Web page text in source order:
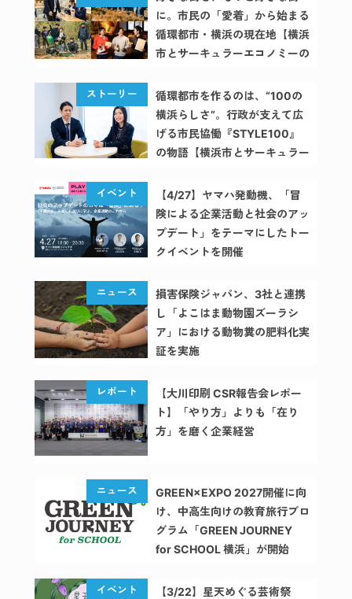
に。市民の「愛着」から始まる
循環都市・横浜の現在地【横浜
市とサーキュラーエコノミーの
循環都市を作るのは、“100の
横浜らしさ”。行政が支えて広
げる市民協働『STYLE100』
の物語【横浜市とサーキュラー
【4/27】ヤマハ発動機、「冒
険による企業活動と社会のアッ
プデート」をテーマにしたトー
クイベントを開催
損害保険ジャパン、3社と連携
し「よこはま動物園ズーラシ
ア」における動物糞の肥料化実
証を実施
【大川印刷 CSR報告会レポー
ト】「やり方」よりも「在り
方」を磨く企業経営
GREEN×EXPO 2027開催に向
け、中高生向けの教育旅行プロ
グラム「GREEN JOURNEY
for SCHOOL 横浜」が開始
【3/22】星天めぐる芸術祭
全表示
（All
Category）
アイカ
ット
（ikasa
spot）
クト拠点
（project
hub）
ルスポッ
ト
（water
会社